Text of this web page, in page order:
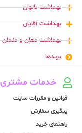
بهداشت بانوان
بهداشت آقایان
بهداشت دهان و دندان
برندها
خدمات مشتری
قوانین و مقررات سایت
پیگیری سفارش
راهنمای خرید